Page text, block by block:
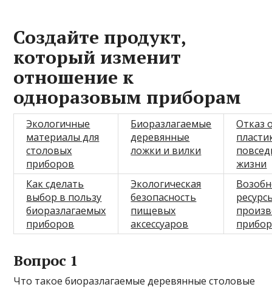
Создайте продукт,
который изменит
отношение к
одноразовым приборам
Экологичные
материалы для
столовых
приборов
Биоразлагаемые
деревянные
ложки и вилки
Отказ
жизни
Как сделать
выбор в пользу
биоразлагаемых
приборов
Экологическая
безопасность
пищевых
аксессуаров
Вопрос 1
Что такое биоразлагаемые деревянные столовые